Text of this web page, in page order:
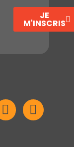
JE
M'INSCRIS